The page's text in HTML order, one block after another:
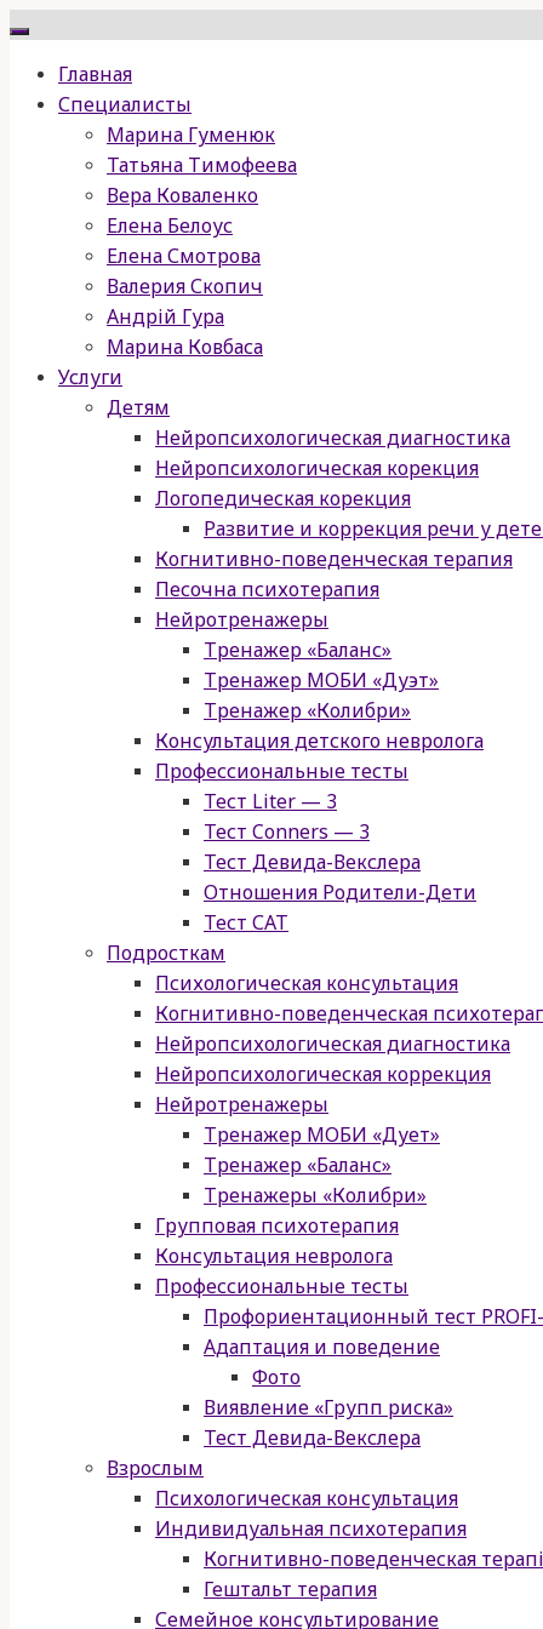
Перейти
содержимому
Главная
Специалисты
Марина Гуменюк
Татьяна Тимофеева
Вера Коваленко
Елена Белоус
Елена Смотрова
Валерия Скопич
Андрій Гура
Марина Ковбаса
Услуги
Детям
Нейропсихологическая диагностика
Нейропсихологическая корекция
Логопедическая корекция
Развитие и коррекция речи у
Когнитивно-поведенческая терапия
Песочна психотерапия
Нейротренажеры
Тренажер «Баланс»
Тренажер МОБИ «Дуэт»
Тренажер «Колибри»
Консультация детского невролога
Профессиональные тесты
Тест Liter — 3
Тест Conners — 3
Тест Девида-Векслера
Отношения Родители-Дети
Тест САТ
Подросткам
Психологическая консультация
Когнитивно-поведенческая
Нейропсихологическая диагностика
Нейропсихологическая коррекция
Нейротренажеры
Тренажер МОБИ «Дует»
Тренажер «Баланс»
Тренажеры «Колибри»
Групповая психотерапия
Консультация невролога
Профессиональные тесты
Профориентационный тест PROFI-
Адаптация и поведение
Фото
Виявление «Групп риска»
Тест Девида-Векслера
Взрослым
Психологическая консультация
Индивидуальная психотерапия
Когнитивно-поведенческая
Гештальт терапия
Семейное консультирование